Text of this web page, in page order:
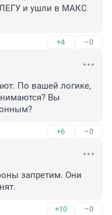
и ушли в МАКС
+4 –0
По вашей логике,
Вы
+6 –0
запретим. Они
+10 –0